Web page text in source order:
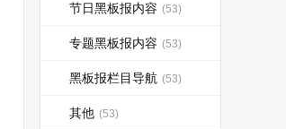
节日黑板报内容 (53)
专题黑板报内容 (53)
黑板报栏目导航 (53)
其他 (53)